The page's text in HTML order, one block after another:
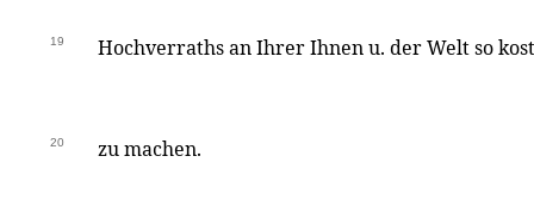
19 Hochverraths an Ihrer Ihnen u. der Welt so
20 zu machen.